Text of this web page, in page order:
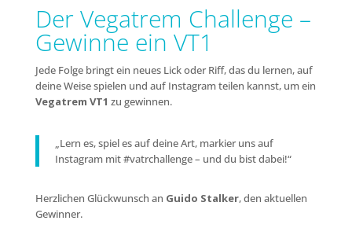
Der Vegatrem Challenge –
Gewinne ein VT1
Jede Folge bringt ein neues Lick oder Riff, das du lernen, auf
deine Weise spielen und auf Instagram teilen kannst, um ein
Vegatrem VT1 zu gewinnen.
„Lern es, spiel es auf deine Art, markier uns auf
Instagram mit #vatrchallenge – und du bist dabei!“
Herzlichen Glückwunsch an Guido Stalker, den aktuellen
Gewinner.